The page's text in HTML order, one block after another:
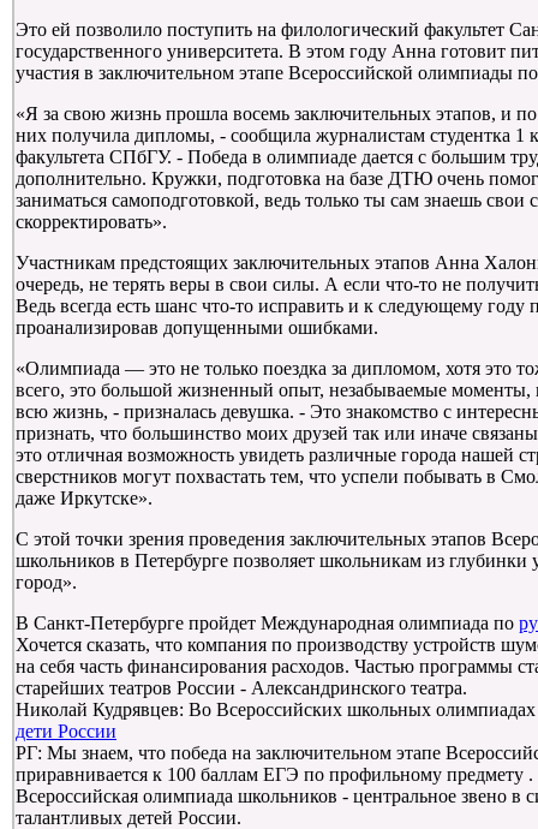
Это ей позволило поступить на филологический факультет
государственного университета. В этом году Анна готовит
участия в заключительном этапе Всероссийской олимпиады
«Я за свою жизнь прошла восемь заключительных этапов, и
них получила дипломы, - сообщила журналистам студентка 1
факультета СПбГУ. - Победа в олимпиаде дается с большим
дополнительно. Кружки, подготовка на базе ДТЮ очень
заниматься самоподготовкой, ведь только ты сам знаешь
скорректировать».
Участникам предстоящих заключительных этапов Анна
очередь, не терять веры в свои силы. А если что-то не
Ведь всегда есть шанс что-то исправить и к следующему году
проанализировав допущенными ошибками.
«Олимпиада — это не только поездка за дипломом, хотя это
всего, это большой жизненный опыт, незабываемые моменты,
всю жизнь, - призналась девушка. - Это знакомство с
признать, что большинство моих друзей так или иначе
это отличная возможность увидеть различные города нашей
сверстников могут похвастать тем, что успели побывать в
даже Иркутске».
С этой точки зрения проведения заключительных этапов
школьников в Петербурге позволяет школьникам из
город».
В Санкт-Петербурге пройдет Международная олимпиада по
Хочется сказать, что компания по производству устройств
на себя часть финансирования расходов. Частью программы
старейших театров России - Александринского театра.
Николай Кудрявцев: Во Всероссийских школьных
дети России
РГ: Мы знаем, что победа на заключительном этапе
приравнивается к 100 баллам ЕГЭ по профильному предмету
Всероссийская олимпиада школьников - центральное звено в
талантливых детей России.